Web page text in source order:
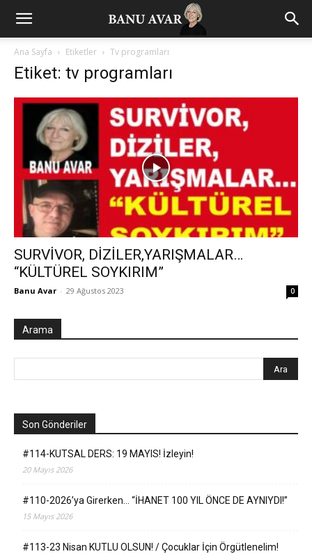
Ana Sayfa Etiketler Tv programları
Etiket: tv programları
SURVİVOR, DİZİLER,YARIŞMALAR…
“KÜLTÜREL SOYKIRIM”
Banu Avar - 29 Ağustos 2023 0
Arama
Son Gönderiler
#114-KUTSAL DERS: 19 MAYIS! İzleyin!
20 Mayıs 2026
#110-2026’ya Girerken… “İHANET 100 YIL ÖNCE DE AYNIYDI!”
15 Mayıs 2026
#113-23 Nisan KUTLU OLSUN! / Çocuklar İçin Örgütlenelim!